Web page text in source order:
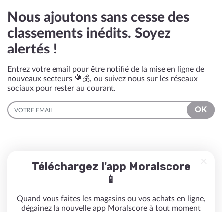
Nous ajoutons sans cesse des
classements inédits. Soyez
alertés !
Entrez votre email pour être notifié de la mise en ligne de
nouveaux secteurs 💐💰, ou suivez nous sur les réseaux
sociaux pour rester au courant.
EMAIL
OK
Téléchargez l'app Moralscore
📱
Quand vous faites les magasins ou vos achats en ligne,
dégainez la nouvelle app Moralscore à tout moment